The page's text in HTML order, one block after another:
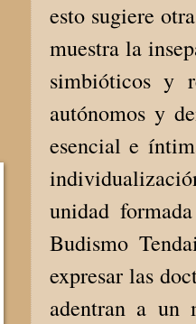
esto sugiere
muestra la
simbióticos y
autónomos y
esencial e
unidad
Budismo
expresar las
adentran a un